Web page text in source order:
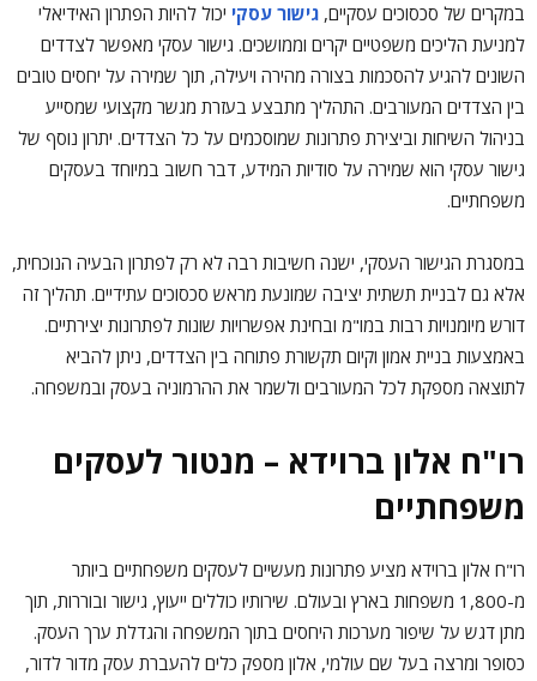
במקרים של סכסוכים עסקיים, גישור עסקי יכול להיות הפתרון האידיאלי
למניעת הליכים משפטיים יקרים וממושכים. גישור עסקי מאפשר לצדדים
השונים להגיע להסכמות בצורה מהירה ויעילה, תוך שמירה על יחסים טובים
בין הצדדים המעורבים. התהליך מתבצע בעזרת מגשר מקצועי שמסייע
בניהול השיחות וביצירת פתרונות שמוסכמים על כל הצדדים. יתרון נוסף של
גישור עסקי הוא שמירה על סודיות המידע, דבר חשוב במיוחד בעסקים
משפחתיים.
במסגרת הגישור העסקי, ישנה חשיבות רבה לא רק לפתרון הבעיה הנוכחית,
אלא גם לבניית תשתית יציבה שמונעת מראש סכסוכים עתידיים. תהליך זה
דורש מיומנויות רבות במו"מ ובחינת אפשרויות שונות לפתרונות יצירתיים.
באמצעות בניית אמון וקיום תקשורת פתוחה בין הצדדים, ניתן להביא
לתוצאה מספקת לכל המעורבים ולשמר את ההרמוניה בעסק ובמשפחה.
רו"ח אלון ברוידא – מנטור לעסקים
משפחתיים
רו"ח אלון ברוידא מציע פתרונות מעשיים לעסקים משפחתיים ביותר
מ-1,800 משפחות בארץ ובעולם. שירותיו כוללים ייעוץ, גישור ובוררות, תוך
מתן דגש על שיפור מערכות היחסים בתוך המשפחה והגדלת ערך העסק.
כסופר ומרצה בעל שם עולמי, אלון מספק כלים להעברת עסק מדור לדור,